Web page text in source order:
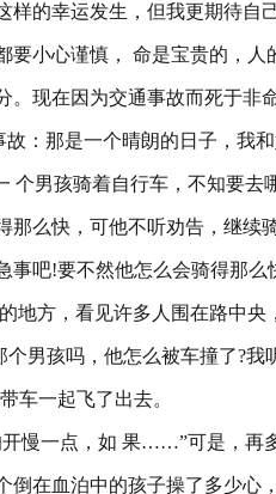
的幸运发生，但我更期待自
要小心谨慎， 命是宝贵的，人
现在因为交通事故而死于非
：那是一个晴朗的日子，我
个男孩骑着自行车，不知要去
么快，可他不听劝告，继续
吧!要不然他怎么会骑得那么
地方，看见许多人围在路中央
男孩吗，他怎么被车撞了?我
车一起飞了出去。
慢一点，如 果……”可是，再
在血泊中的孩子操了多少心